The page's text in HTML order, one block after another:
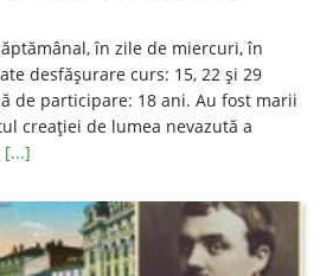
în zile de miercuri, în
desfăşurare curs: 15, 22 și 29
de participare: 18 ani. Au fost marii
creației de lumea nevazută a
[...]